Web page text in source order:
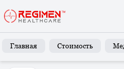
Главная Стоимость